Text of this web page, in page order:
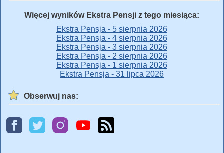
Więcej wyników Ekstra Pensji z tego miesiąca:
Ekstra Pensja - 5 sierpnia 2026
Ekstra Pensja - 4 sierpnia 2026
Ekstra Pensja - 3 sierpnia 2026
Ekstra Pensja - 2 sierpnia 2026
Ekstra Pensja - 1 sierpnia 2026
Ekstra Pensja - 31 lipca 2026
Obserwuj nas: